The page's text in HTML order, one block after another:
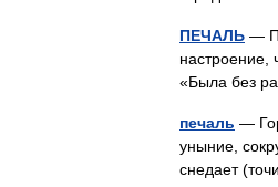
ПЕЧАЛЬ —
настроение,
«Была без
печаль —
уныние,
снедает